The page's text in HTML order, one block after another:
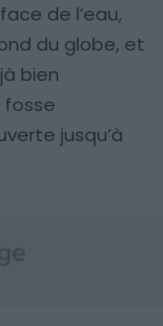
de l’eau,
du globe, et
bien
fosse
jusqu’à